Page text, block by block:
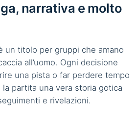
narrativa e molto
un titolo per gruppi che amano
all’uomo. Ogni decisione
una pista o far perdere tempo
partita una vera storia gotica
e rivelazioni.